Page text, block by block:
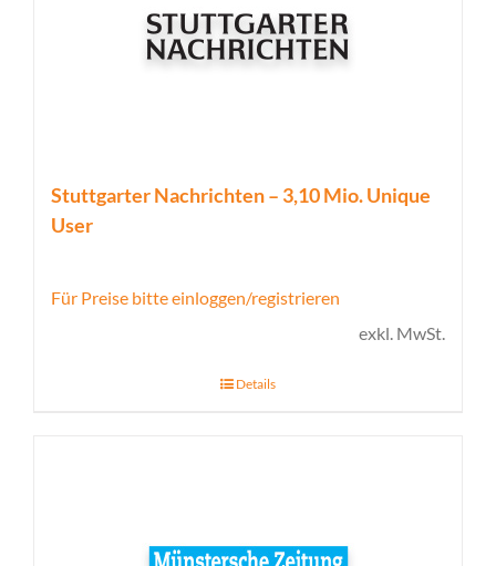
Stuttgarter Nachrichten – 3,10 Mio. Unique
User
Für Preise bitte einloggen/registrieren
exkl. MwSt.
Details